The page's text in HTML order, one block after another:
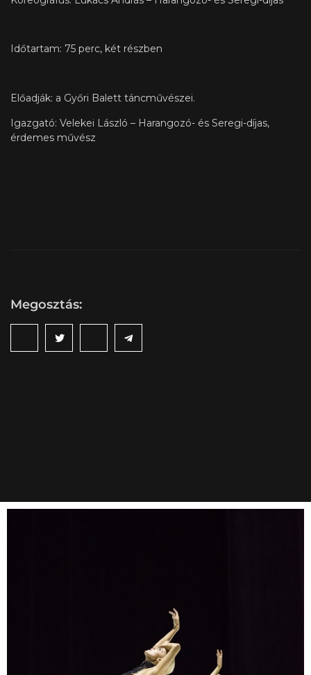
Időtartam: 75 perc, két részben
Előadják: a Győri Balett táncművészei.
Igazgató: Velekei László – Harangozó- és Seregi-díjas,
érdemes művész
Megosztás: